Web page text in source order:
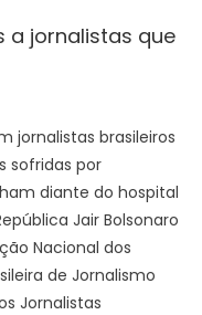
a jornalistas que
jornalistas brasileiros
sofridas por
diante do hospital
Jair Bolsonaro
Nacional dos
de Jornalismo
Jornalistas